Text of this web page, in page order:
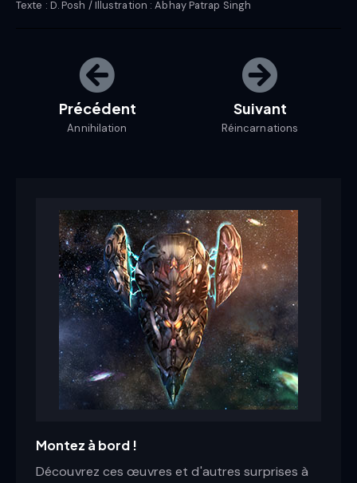
Texte : D. Posh / Illustration : Abhay Patrap Singh
Précédent
Annihilation
Suivant
Réincarnations
Montez à bord !
Découvrez ces œuvres et d'autres surprises à